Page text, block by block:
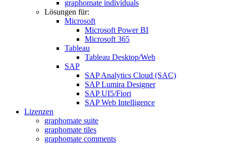
graphomate individuals
Lösungen für:
Microsoft
Microsoft Power BI
Microsoft 365
Tableau
Tableau Desktop/Web
SAP
SAP Analytics Cloud (SAC)
SAP Lumira Designer
SAP UI5/Fiori
SAP Web Intelligence
Lizenzen
graphomate suite
graphomate tiles
graphomate comments